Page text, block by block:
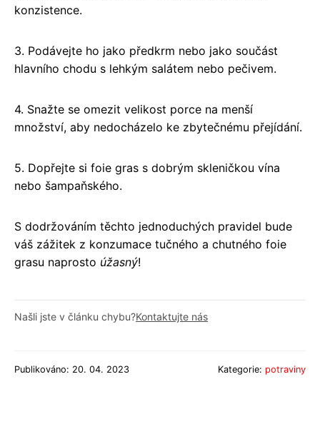
konzistence.
3. Podávejte ho jako předkrm nebo jako součást
hlavního chodu s lehkým salátem nebo pečivem.
4. Snažte se omezit velikost porce na menší
množství, aby nedocházelo ke zbytečnému přejídání.
5. Dopřejte si foie gras s dobrým skleničkou vína
nebo šampaňského.
S dodržováním těchto jednoduchých pravidel bude
váš zážitek z konzumace tučného a chutného foie
grasu naprosto úžasný!
Našli jste v článku chybu?Kontaktujte nás
Publikováno: 20. 04. 2023 Kategorie: potraviny